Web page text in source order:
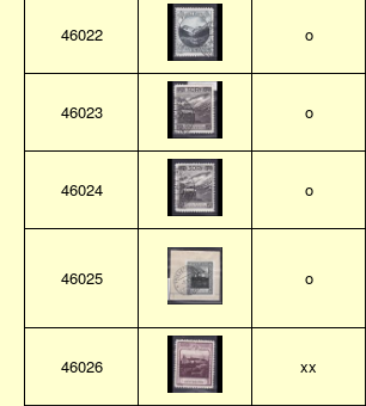
46022 o
46023 o
46024 o
46025 o
46026 xx